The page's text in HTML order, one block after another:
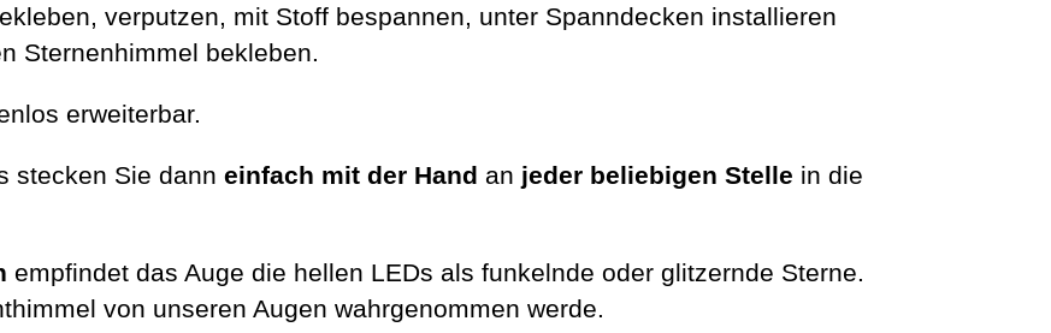
verputzen, mit Stoff bespannen, unter Spanndecken installieren
Sternenhimmel bekleben.
erweiterbar.
stecken Sie danneinfach mit der Hand an jeder beliebigen Stelle in die
empfindet das Auge die hellen LEDs als funkelnde oder glitzernde Sterne.
von unseren Augen wahrgenommen werde.